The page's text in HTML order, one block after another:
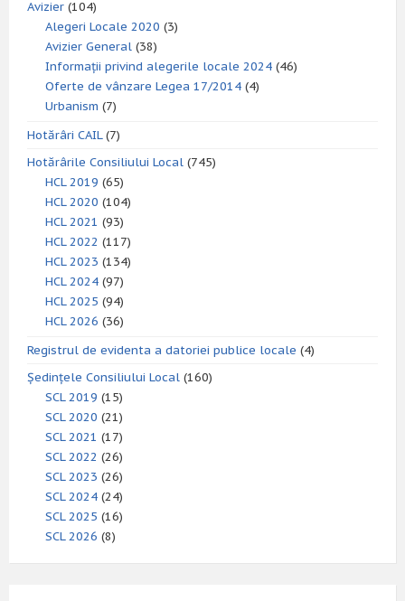
Avizier (104)
Alegeri Locale 2020 (3)
Avizier General (38)
Informații privind alegerile locale 2024 (46)
Oferte de vânzare Legea 17/2014 (4)
Urbanism (7)
Hotărâri CAIL(7)
Hotărârile Consiliului Local (745)
HCL 2019 (65)
HCL 2020 (104)
HCL 2021 (93)
HCL 2022 (117)
HCL 2023 (134)
HCL 2024 (97)
HCL 2025 (94)
HCL 2026 (36)
Registrul de evidenta a datoriei publice locale (4)
Ședințele Consiliului Local (160)
SCL 2019 (15)
SCL 2020 (21)
SCL 2021 (17)
SCL 2022 (26)
SCL 2023 (26)
SCL 2024 (24)
SCL 2025 (16)
SCL 2026 (8)